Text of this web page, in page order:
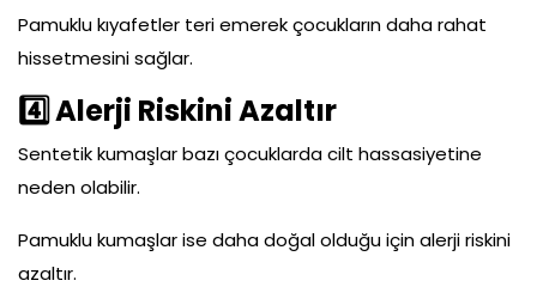
Pamuklu kıyafetler teri emerek çocukların daha rahat
hissetmesini sağlar.
4Alerji Riskini Azaltır
Sentetik kumaşlar bazı çocuklarda cilt hassasiyetine
neden olabilir.
Pamuklu kumaşlar ise daha doğal olduğu için alerji riskini
azaltır.